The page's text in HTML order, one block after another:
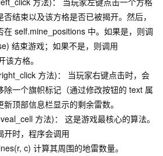
结束以及该方格是否已被揭开。然后，
在 self.mine_positions 中。如果是，则调
结束游戏；如果不是，则调用
方格。
方法)： 当玩家右键点击时，会
除一个旗帜标记（通过修改按钮的 text 属
顶部信息栏显示的剩余雷数。
方法)： 这是游戏最核心的算法。
开时，程序会调用
c) 计算其周围的地雷数量。